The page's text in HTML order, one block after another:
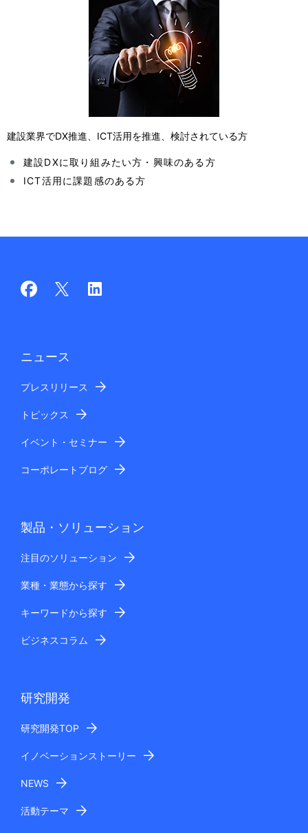
建設業界でDX推進、ICT活用を推進、検討されている方
建設DXに取り組みたい方・興味のある方
ICT活用に課題感のある方
ニュース
プレスリリース
トピックス
イベント・セミナー
コーポレートブログ
製品・ソリューション
注目のソリューション
業種・業態から探す
キーワードから探す
ビジネスコラム
研究開発
研究開発TOP
イノベーションストーリー
NEWS
活動テーマ